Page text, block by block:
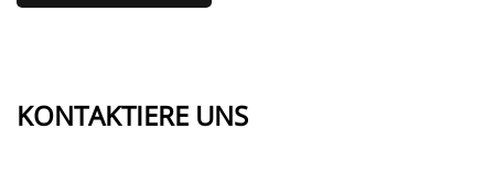
KONTAKTIERE UNS